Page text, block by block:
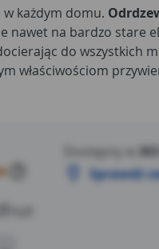
każdym domu.
nawet na bardzo stare
do wszystkich
właściwościom
/szt
Dostępny w 303
Sprawdź